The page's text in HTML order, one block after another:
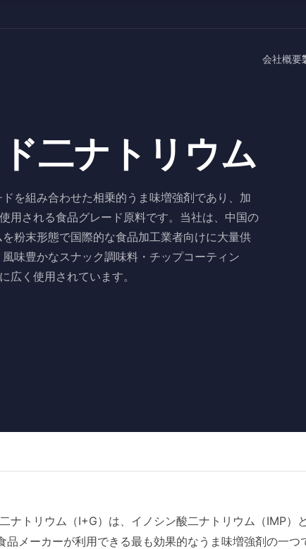
会社概要
二ナトリウム
を組み合わせた相乗的うま味増強剤であり、加
用される食品グレード原料です。当社は、中国の
粉末形態で国際的な食品加工業者向けに大量供
味豊かなスナック調味料・チップコーティン
広く使用されています。
ナトリウム（I+G）は、イノシン酸二ナトリウム（IMP）
品メーカーが利用できる最も効果的なうま味増強剤の一つ